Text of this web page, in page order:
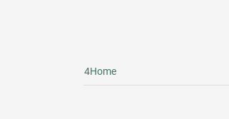
4Home